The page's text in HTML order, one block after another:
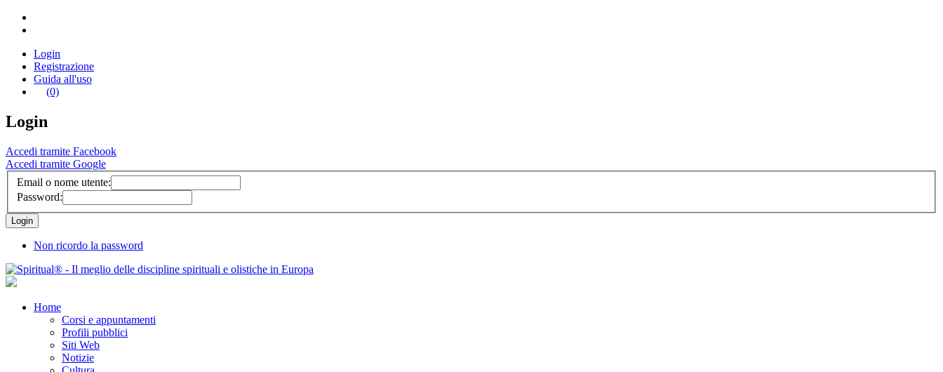
Login
Registrazione
Guida all'uso
(0)
Login
Accedi tramite Facebook
Accedi tramite Google
Email o nome utente:
Password:
Non ricordo la password
Home
Corsi e appuntamenti
Profili pubblici
Siti Web
Notizie